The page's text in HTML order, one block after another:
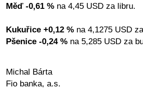
Měď -0,61 % na 4,45 USD za libru.
Kukuřice +0,12 % na 4,1275 USD
Pšenice -0,24 % na 5,285 USD za
Michal Bárta
Fio banka, a.s.